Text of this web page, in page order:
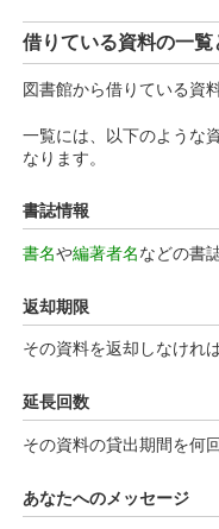
借りている資料の一覧
図書館から借りている資
一覧には、以下のような
なります。
書誌情報
書名や編著者名などの書
返却期限
その資料を返却しなけれ
延長回数
その資料の貸出期間を何
あなたへのメッセージ